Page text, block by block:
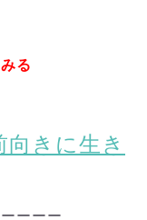
る
きに生き
ーーー